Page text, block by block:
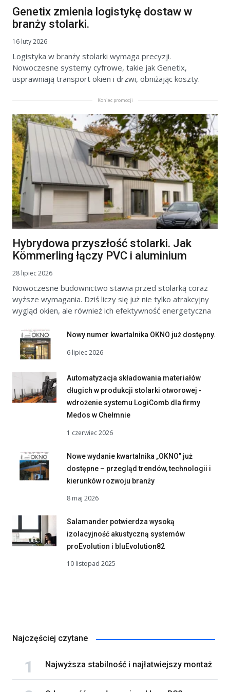
Genetix zmienia logistykę dostaw w
branży stolarki.
16 luty 2026
Logistyka w branży stolarki wymaga precyzji.
Nowoczesne systemy cyfrowe, takie jak Genetix,
usprawniają transport okien i drzwi, obniżając koszty.
Koniec promocji
Hybrydowa przyszłość stolarki. Jak
Kömmerling łączy PVC i aluminium
28 lipiec 2026
Nowoczesne budownictwo stawia przed stolarką coraz
wyższe wymagania. Dziś liczy się już nie tylko atrakcyjny
wygląd okien, ale również ich efektywność energetyczna
Nowy numer kwartalnika OKNO już dostępny.
6 lipiec 2026
Automatyzacja składowania materiałów
długich w produkcji stolarki otworowej -
wdrożenie systemu LogiComb dla firmy
Medos w Chełmnie
1 czerwiec 2026
Nowe wydanie kwartalnika „OKNO” już
dostępne – przegląd trendów, technologii i
kierunków rozwoju branży
8 maj 2026
Salamander potwierdza wysoką
izolacyjność akustyczną systemów
proEvolution i bluEvolution82
10 listopad 2025
Najczęściej czytane
Najwyższa stabilność i najłatwiejszy montaż